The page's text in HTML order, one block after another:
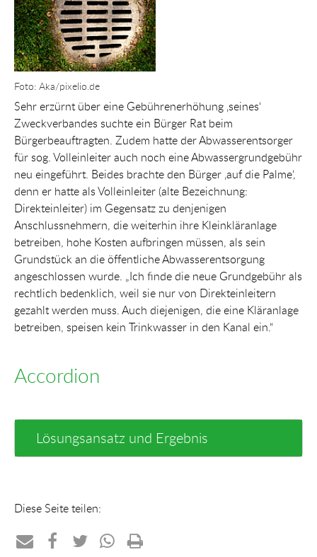
Foto: Aka/pixelio.de
Sehr erzürnt über eine Gebührenerhöhung ‚seines‘
Zweckverbandes suchte ein Bürger Rat beim
Bürgerbeauftragten. Zudem hatte der Abwasserentsorger
für sog. Volleinleiter auch noch eine Abwassergrundgebühr
neu eingeführt. Beides brachte den Bürger ‚auf die Palme‘,
denn er hatte als Volleinleiter (alte Bezeichnung:
Direkteinleiter) im Gegensatz zu denjenigen
Anschlussnehmern, die weiterhin ihre Kleinkläranlage
betreiben, hohe Kosten aufbringen müssen, als sein
Grundstück an die öffentliche Abwasserentsorgung
angeschlossen wurde. „Ich finde die neue Grundgebühr als
rechtlich bedenklich, weil sie nur von Direkteinleitern
gezahlt werden muss. Auch diejenigen, die eine Kläranlage
betreiben, speisen kein Trinkwasser in den Kanal ein.“
Accordion
Lösungsansatz und Ergebnis
Diese Seite teilen: